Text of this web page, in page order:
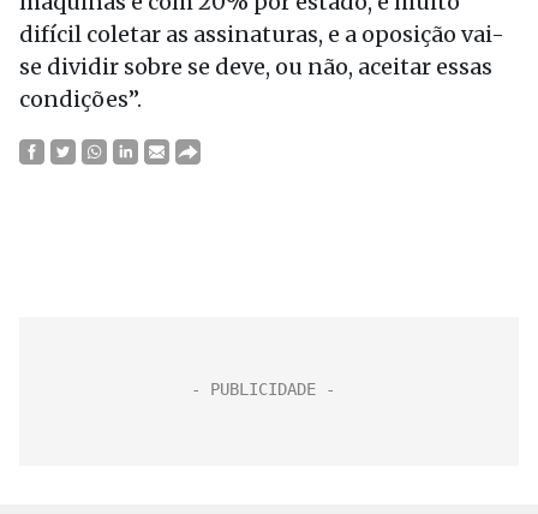
difícil coletar as assinaturas, e a oposição vai-
se dividir sobre se deve, ou não, aceitar essas
condições”.